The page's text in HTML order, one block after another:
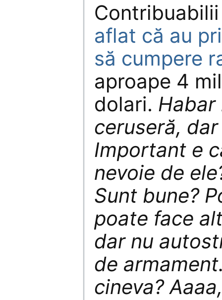
aflat că au
să cumpere
aproape 4
dolari. Habar
ceruseră,
Important e
nevoie de
Sunt bune?
poate face
dar nu
de
cineva?